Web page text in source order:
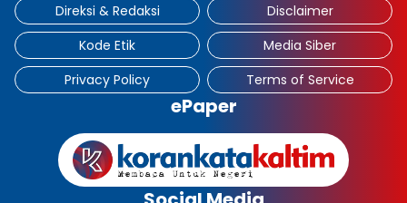
Direksi & Redaksi
Disclaimer
Kode Etik
Media Siber
Privacy Policy
Terms of Service
ePaper